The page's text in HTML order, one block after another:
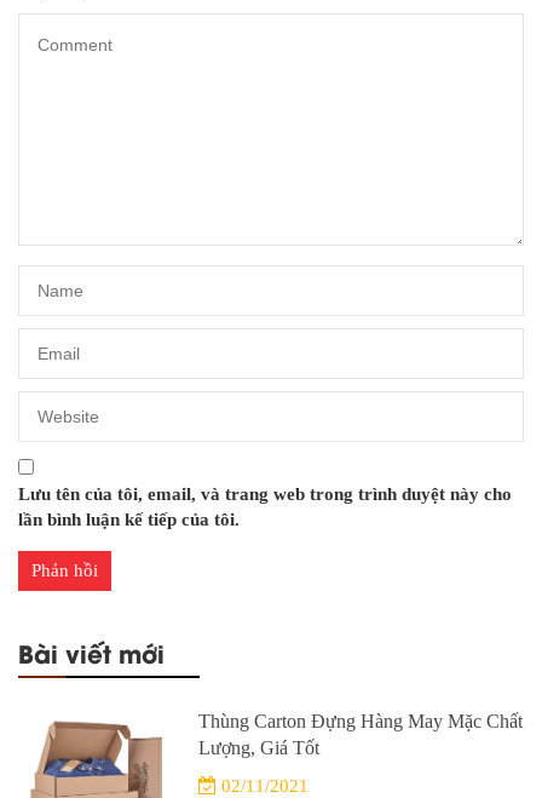
Lưu tên của tôi, email, và trang web trong trình duyệt này cho
lần bình luận kế tiếp của tôi.
Bài viết mới
Thùng Carton Đựng Hàng May Mặc Chất
Lượng, Giá Tốt
02/11/2021